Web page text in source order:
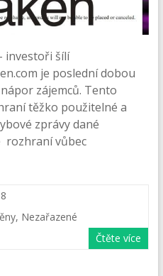
investoři šílí
je poslední dobou
zájemců. Tento
těžko použitelné a
zprávy dané
rozhraní vůbec
, Nezařazené
Čtěte více